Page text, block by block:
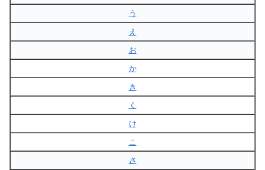
う
え
お
か
き
く
け
こ
さ